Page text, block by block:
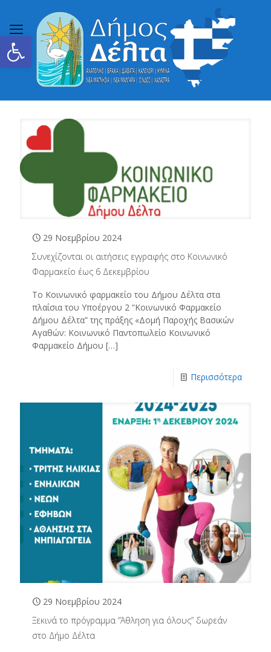
Ανοίξτε τη γραμμή εργαλείων
29 Νοεμβρίου 2024
Συνεχίζονται οι αιτήσεις εγγραφής στο Κοινωνικό
Φαρμακείο έως 6 Δεκεμβρίου
Το Κοινωνικό φαρμακείο του Δήμου Δέλτα στα
πλαίσια του Υποέργου 2 “Κοινωνικό Φαρμακείο
Δήμου Δέλτα” της πράξης «Δομή Παροχής Βασικών
Αγαθών: Κοινωνικό Παντοπωλείο Κοινωνικό
Φαρμακείο Δήμου […]
Περισσότερα
29 Νοεμβρίου 2024
Ξεκινά το πρόγραμμα “Άθληση για όλους” δωρεάν
στο Δήμο Δέλτα